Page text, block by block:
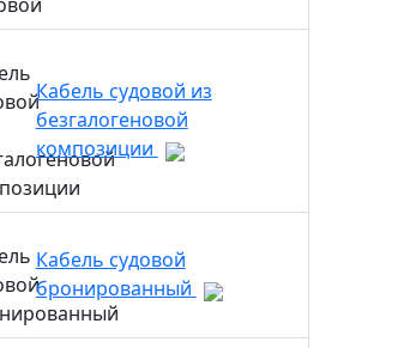
Кабель судовой из
безгалогеновой
композиции
Кабель судовой
бронированный